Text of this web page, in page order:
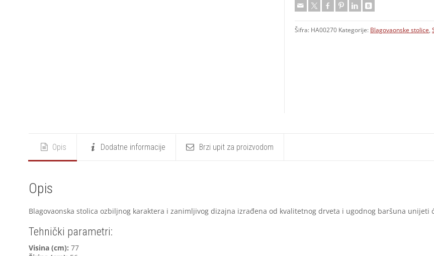
Šifra: HA00270 Kategorije: Blagovaonske stolice,
Opis Dodatne informacije Brzi upit za proizvodom
Opis
Blagovaonska stolica ozbiljnog karaktera i zanimljivog dizajna izrađena od kvalitetnog drveta i ugodnog baršuna unijeti
Tehnički parametri:
Visina (cm): 77